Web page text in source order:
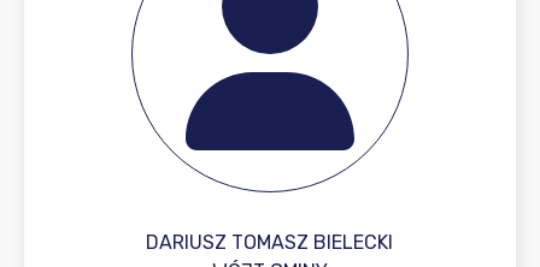
DARIUSZ TOMASZ BIELECKI